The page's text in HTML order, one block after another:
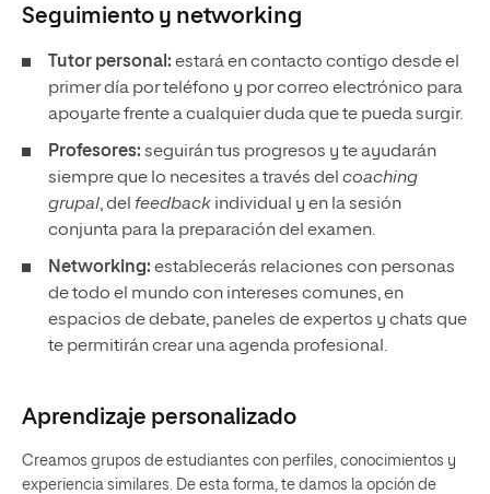
Seguimiento y networking
Tutor personal: estará en contacto contigo desde el
primer día por teléfono y por correo electrónico para
apoyarte frente a cualquier duda que te pueda surgir.
Profesores: seguirán tus progresos y te ayudarán
siempre que lo necesites a través del coaching
grupal, del feedback individual y en la sesión
conjunta para la preparación del examen.
Networking: establecerás relaciones con personas
de todo el mundo con intereses comunes, en
espacios de debate, paneles de expertos y chats que
te permitirán crear una agenda profesional.
Aprendizaje personalizado
Creamos grupos de estudiantes con perfiles, conocimientos y
experiencia similares. De esta forma, te damos la opción de